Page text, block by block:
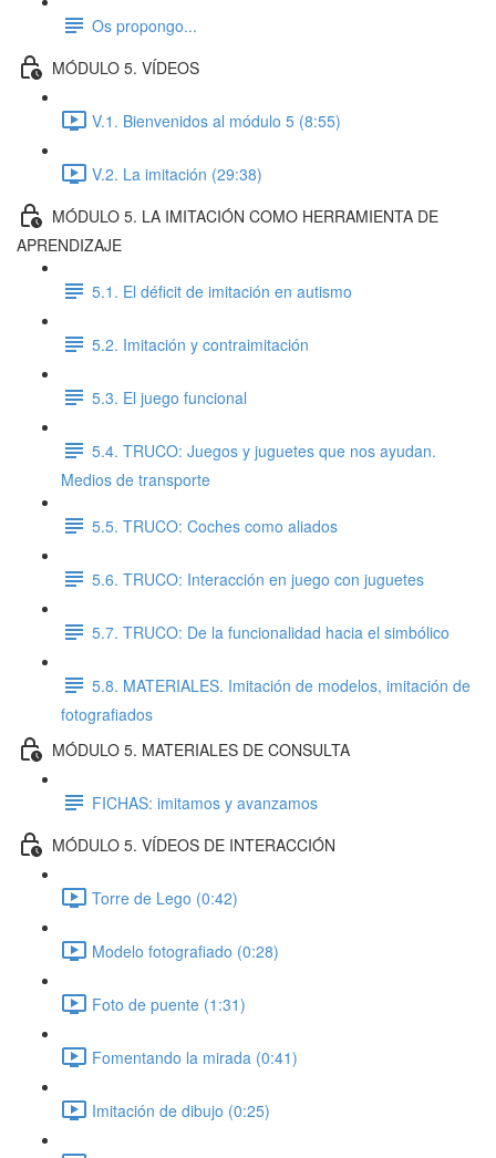
Os propongo...
MÓDULO 5. VÍDEOS
V.1. Bienvenidos al módulo 5 (8:55)
V.2. La imitación (29:38)
MÓDULO 5. LA IMITACIÓN COMO HERRAMIENTA DE
APRENDIZAJE
5.1. El déficit de imitación en autismo
5.2. Imitación y contraimitación
5.3. El juego funcional
5.4. TRUCO: Juegos y juguetes que nos ayudan.
Medios de transporte
5.5. TRUCO: Coches como aliados
5.6. TRUCO: Interacción en juego con juguetes
5.7. TRUCO: De la funcionalidad hacia el simbólico
5.8. MATERIALES. Imitación de modelos, imitación de
fotografiados
MÓDULO 5. MATERIALES DE CONSULTA
FICHAS: imitamos y avanzamos
MÓDULO 5. VÍDEOS DE INTERACCIÓN
Torre de Lego (0:42)
Modelo fotografiado (0:28)
Foto de puente (1:31)
Fomentando la mirada (0:41)
Imitación de dibujo (0:25)